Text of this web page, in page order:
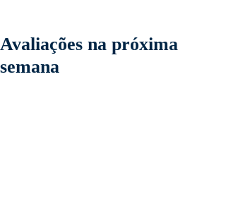
Avaliações na próxima
semana